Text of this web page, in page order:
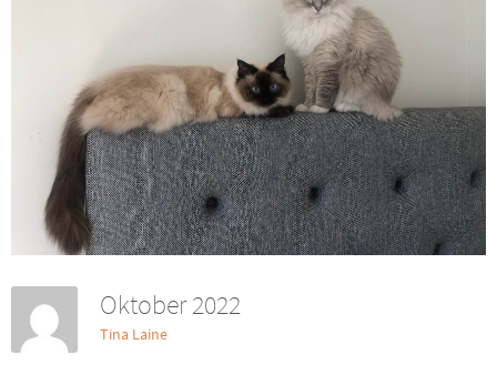
Oktober 2022
Tina Laine